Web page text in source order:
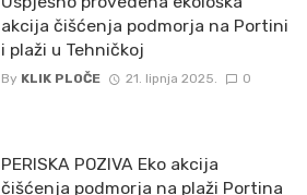
akcija čišćenja podmorja na Portini
i plaži u Tehničkoj
By KLIK PLOČE 21. lipnja 2025. 0
PERISKA POZIVA Eko akcija
čišćenja podmorja na plaži Portina